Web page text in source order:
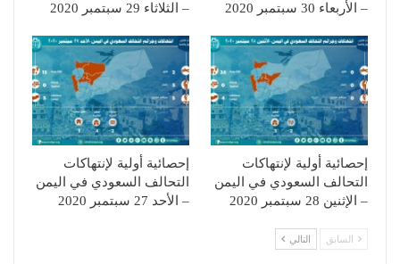
– الأربعاء 30 سبتمبر 2020
– الثلاثاء 29 سبتمبر 2020
إحصائية أولية لإنتهاكات
التحالف السعودي في اليمن
– الإثنين 28 سبتمبر 2020
إحصائية أولية لإنتهاكات
التحالف السعودي في اليمن
– الأحد 27 سبتمبر 2020
السابق التالي